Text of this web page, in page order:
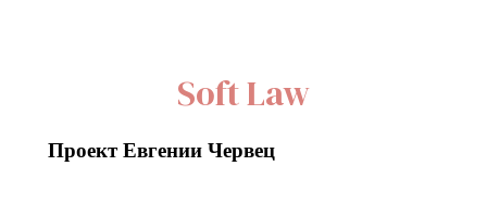
Soft Law
Проект Евгении Червец